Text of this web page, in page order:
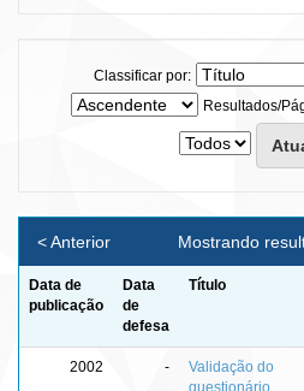
Classificar por:
Resultados/
Mostrando
< Anterior
Data de
publicação
Data
de
defesa
Título
2002 -
Validação do
questionário